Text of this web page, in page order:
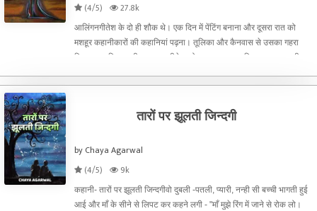
(4/5)
27.8k
आलिंगनगीतेश के दो ही शौक थे। एक दिन में पेंटिंग बनाना और दूसरा रात को
मशहूर कहानीकारों की कहानियां पढ़ना। तूलिका और कैनवास से उसका गहरा
रिश्ता था। चित्रकारी का जनून गीतेश को इस हद तक था कि जब तक उसकी
तारों पर झूलती जिन्दगी
by Chaya Agarwal
(4/5)
9k
कहानी- तारों पर झूलती जिन्दगीवो दुबली -पतली, प्यारी, नन्ही सी बच्ची भागती हुई
आई और माँ के सीने से लिपट कर कहने लगी - "माँ मुझे रिंग में जाने से रोक लो।